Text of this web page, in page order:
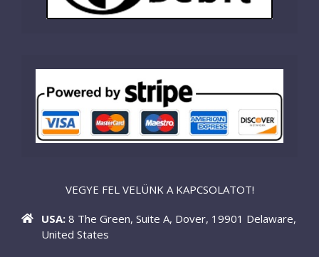
VEGYE FEL VELÜNK A KAPCSOLATOT!
USA: 8 The Green, Suite A, Dover, 19901 Delaware,
United States